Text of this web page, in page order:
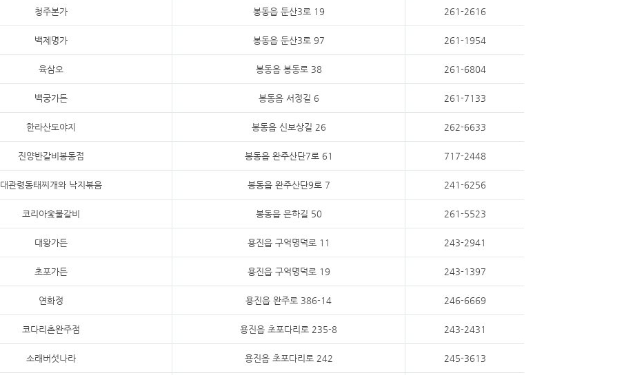
청주본가 봉동읍 둔산3로 19 261-2616
백제명가 봉동읍 둔산3로 97 261-1954
육삼오 봉동읍 봉동로 38 261-6804
백궁가든 봉동읍 서정길 6 261-7133
한라산도야지 봉동읍 신보상길 26 262-6633
진양반갈비봉동점 봉동읍 완주산단7로 61 717-2448
대관령동태찌개와 낙지볶음 봉동읍 완주산단9로 7 241-6256
코리아숯불갈비 봉동읍 은하길 50 261-5523
대왕가든 용진읍 구억명덕로 11 243-2941
초포가든 용진읍 구억명덕로 19 243-1397
연화정 용진읍 완주로 386-14 246-6669
코다리촌완주점 용진읍 초포다리로 235-8 243-2431
소래버섯나라 용진읍 초포다리로 242 245-3613